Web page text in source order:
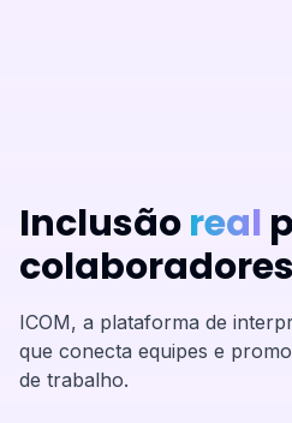
Inclusãoreal
ICOM, a plataforma de
que conecta equipes e
de trabalho.